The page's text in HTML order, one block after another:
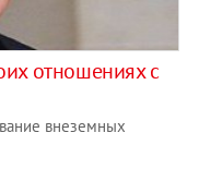
отношениях с
внеземных